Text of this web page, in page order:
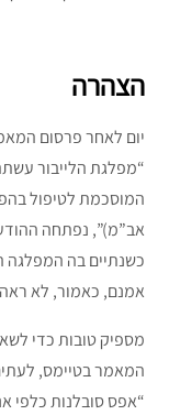
הצהרה
יום לאחר פרסום
“מפלגת הלייבור
המוסכמת לטיפול
אב”מ)”, נפתחה
כשנתיים בה המפלגה
אמנם, כאמור, לא ראה
מספיק טובות כדי
המאמר בטיימס,
“אפס סובלנות כלפי